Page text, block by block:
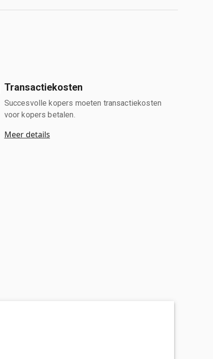
Transactiekosten
Succesvolle kopers moeten transactiekosten
voor kopers betalen.
Meer details